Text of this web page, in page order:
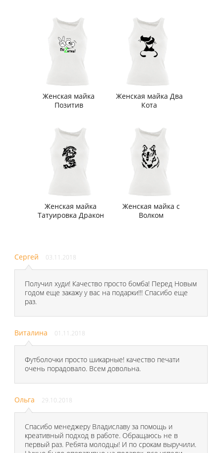
Женская майка
Позитив
Женская майка Два
Кота
Женская майка
Татуировка Дракон
Женская майка с
Волком
Сергей 03.11.2018
Получил худи! Качество просто бомба! Перед Новым
годом еще закажу у вас на подарки!!! Спасибо еще
раз.
Виталина 01.11.2018
Футболочки просто шикарные! качество печати
очень порадовало. Всем довольна.
Ольга 29.10.2018
Спасибо менеджеру Владиславу за помощь и
креативный подход в работе. Обращаюсь не в
первый раз. Ребята молодцы! И по срокам выручили.